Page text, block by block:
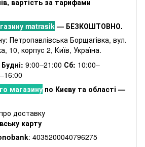
вартість за тарифами
matrasik— БЕЗКОШТОВНО.
Петропавлівська Борщагівка, вул.
10, корпус 2, Київ, Україна.
Будні: 9:00–21:00 Сб: 10:00–
магазину по Києву та області —
доставку
карту
: 4035200040796275